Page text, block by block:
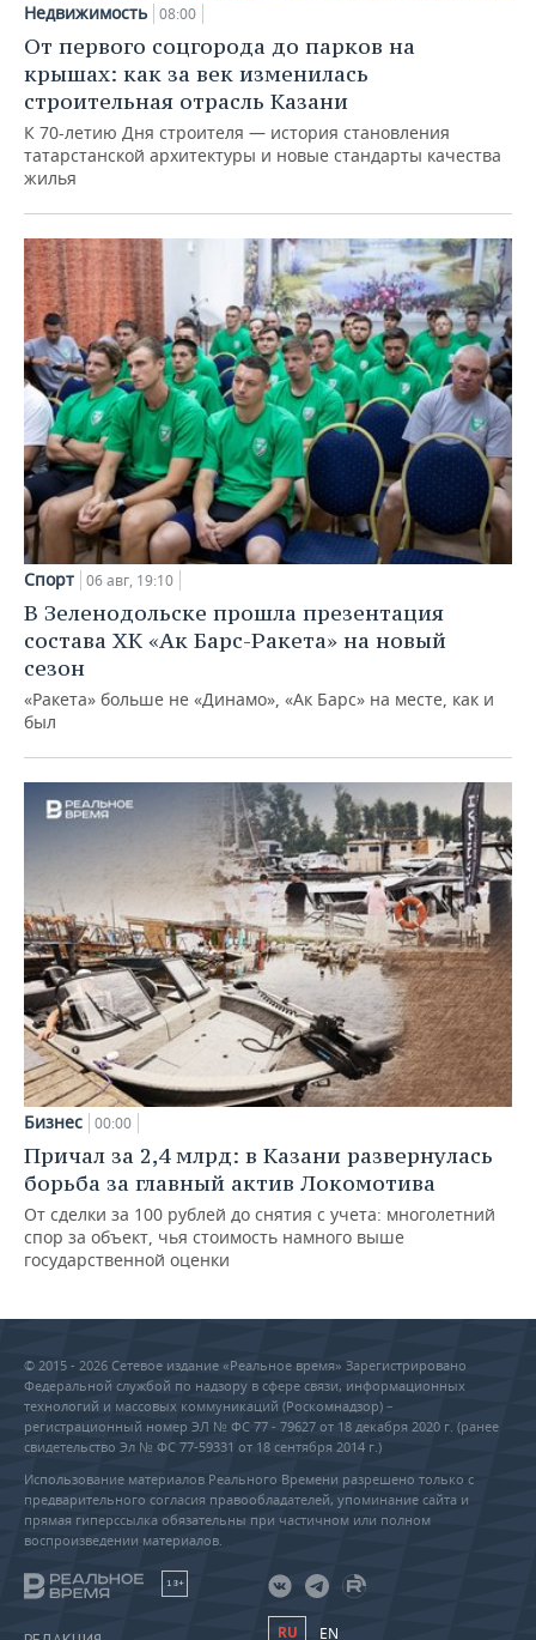
Недвижимость 08:00
От первого соцгорода до парков на
крышах: как за век изменилась
строительная отрасль Казани
К 70-летию Дня строителя — история становления
татарстанской архитектуры и новые стандарты качества
жилья
Спорт 06 авг, 19:10
В Зеленодольске прошла презентация
состава ХК «Ак Барс-Ракета» на новый
сезон
«Ракета» больше не «Динамо», «Ак Барс» на месте, как и
был
Бизнес 00:00
Причал за 2,4 млрд: в Казани развернулась
борьба за главный актив Локомотива
От сделки за 100 рублей до снятия с учета: многолетний
спор за объект, чья стоимость намного выше
государственной оценки
© 2015 - 2026 Сетевое издание «Реальное время» Зарегистрировано
Федеральной службой по надзору в сфере связи, информационных
технологий и массовых коммуникаций (Роскомнадзор) –
регистрационный номер ЭЛ № ФС 77 - 79627 от 18 декабря 2020 г. (ранее
свидетельство Эл № ФС 77-59331 от 18 сентября 2014 г.)
Использование материалов Реального Времени разрешено только с
предварительного согласия правообладателей, упоминание сайта и
прямая гиперссылка обязательны при частичном или полном
воспроизведении материалов.
18+
RU EN